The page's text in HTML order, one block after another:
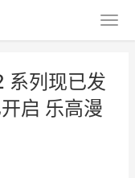
系列现已发
启 乐高漫